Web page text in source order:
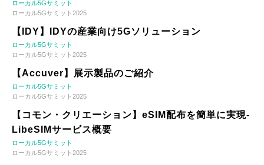
ローカル5Gサミット
ローカル5Gサミット2025
【IDY】IDYの産業向け5Gソリューション
ローカル5Gサミット
ローカル5Gサミット2025
【Accuver】展示製品のご紹介
ローカル5Gサミット
ローカル5Gサミット2025
【コモン・クリエーション】eSIM配布を簡単に実現-
LibeSIMサービス概要
ローカル5Gサミット
ローカル5Gサミット2025